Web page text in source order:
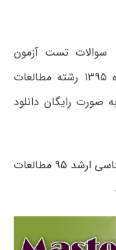
سوالات تست آزمون
کارشناسی ارشد سراسری اردیبهشت ماه ۱۳۹۵ رشته مطالعات
صورت رایگان دانلود
دانلود رایگان دفترچه سوالات کنکور کارشناسی ارشد ۹۵ مطالعات